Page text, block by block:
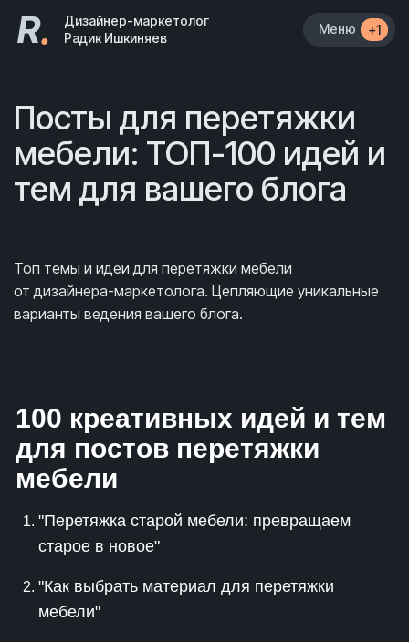
R.
Дизайнер-маркетолог
Радик Ишкиняев
Меню +1
Посты для перетяжки
мебели: ТОП-100 идей и
тем для вашего блога
Топ темы и идеи для перетяжки мебели
от дизайнера-маркетолога. Цепляющие уникальные
варианты ведения вашего блога.
100 креативных идей и тем
для постов перетяжки
мебели
"Перетяжка старой мебели: превращаем
старое в новое"
"Как выбрать материал для перетяжки
мебели"